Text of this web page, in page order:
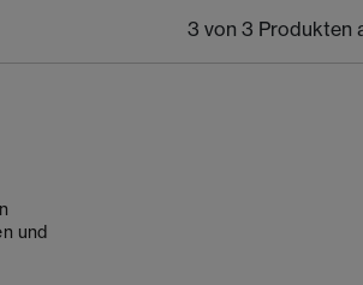
3 von 3 Produkten
und